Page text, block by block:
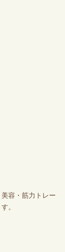
容・筋力トレー
。